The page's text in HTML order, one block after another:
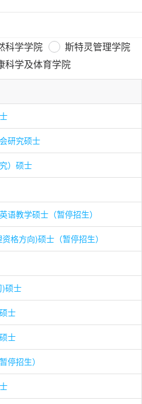
科学学院
斯特灵管理学院
科学及体育学院
研究硕士
）硕士
语教学硕士（暂停招生）
格方向)硕士（暂停招生）
)硕士
士
士
停招生）